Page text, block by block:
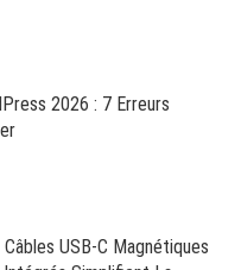
2026 : 7 Erreurs
USB-C Magnétiques